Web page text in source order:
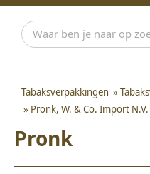
Tabaksverpakkingen »
» Pronk, W. & Co. Import
Pronk